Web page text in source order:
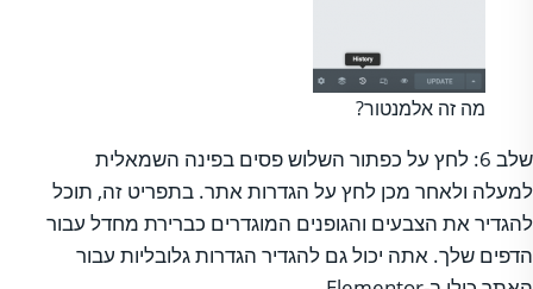
מה זה אלמנטור?
שלב 6: לחץ על כפתור השלוש פסים בפינה השמאלית
למעלה ולאחר מכן לחץ על הגדרות אתר. בתפריט זה, תוכל
להגדיר את הצבעים והגופנים המוגדרים כברירת מחדל עבור
הדפים שלך. אתה יכול גם להגדיר הגדרות גלובליות עבור